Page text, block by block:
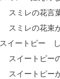
スミレの花言
スミレの花束
スイートピー
スイートピー
スイートピー